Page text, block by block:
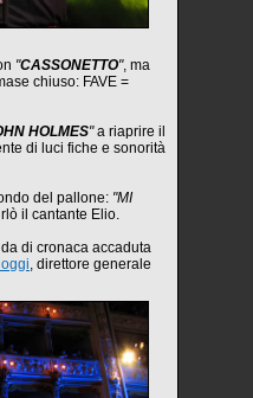
"CASSONETTO", ma
chiuso: FAVE =
HOLMES"a riaprire il
di luci fiche e sonorità
del pallone: "MI
il cantante Elio.
di cronaca accaduta
, direttore generale